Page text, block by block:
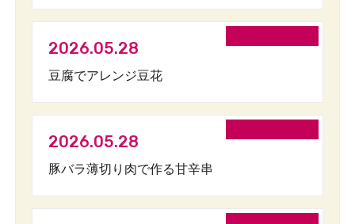
2026.05.28
豆腐でアレンジ豆花
2026.05.28
豚バラ薄切り肉で作る甘辛串